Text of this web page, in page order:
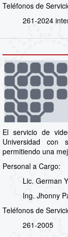
Teléfonos de
261-2024
El servicio de
Universidad con
permitiendo una
Personal a Cargo:
Lic. German
Ing. Jhonny
Teléfonos de
261-2005